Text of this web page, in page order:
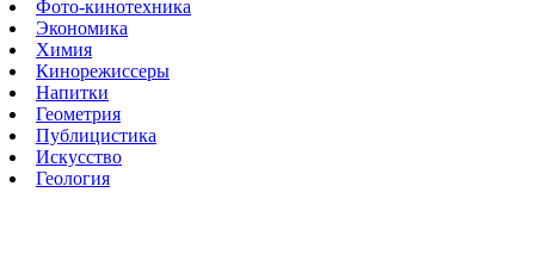
Фото-кинотехника
Экономика
Химия
Кинорежиссеры
Напитки
Геометрия
Публицистика
Искусство
Геология